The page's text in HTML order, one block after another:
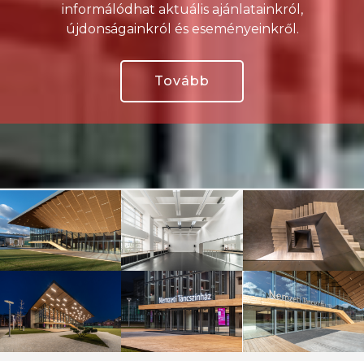
informálódhat aktuális ajánlatainkról,
újdonságainkról és eseményeinkről.
Tovább